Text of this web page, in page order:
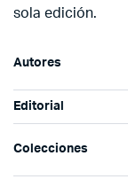
sola edición.
Autores
Editorial
Colecciones